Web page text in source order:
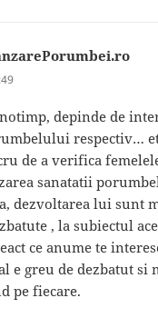
depinde de
respectiv…
de a verifica
sanatatii
dezvoltarea lui sunt
, la subiectul
ce anume te
e greu de dezbatut si
pe fiecare.